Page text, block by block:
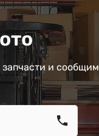
и сообщим
call